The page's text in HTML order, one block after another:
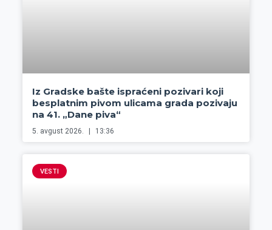
Iz Gradske bašte ispraćeni pozivari koji
besplatnim pivom ulicama grada pozivaju
na 41. „Dane piva“
5. avgust 2026. 13:36
VESTI